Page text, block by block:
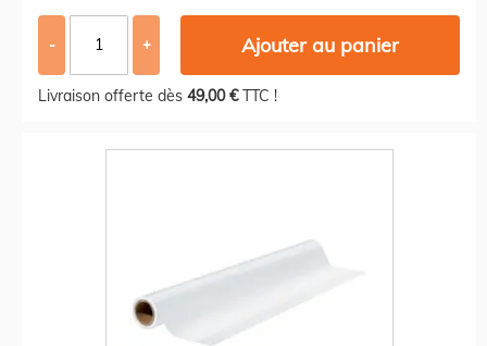
- + Ajouter au panier
Livraison offerte dès 49,00 €TTC !